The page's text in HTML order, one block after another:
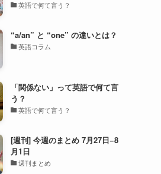
英語で何て言う？
“a/an” と “one” の違いとは？
英語コラム
「関係ない」って英語で何て言
う？
英語で何て言う？
[週刊] 今週のまとめ 7月27日−8
月1日
週刊まとめ